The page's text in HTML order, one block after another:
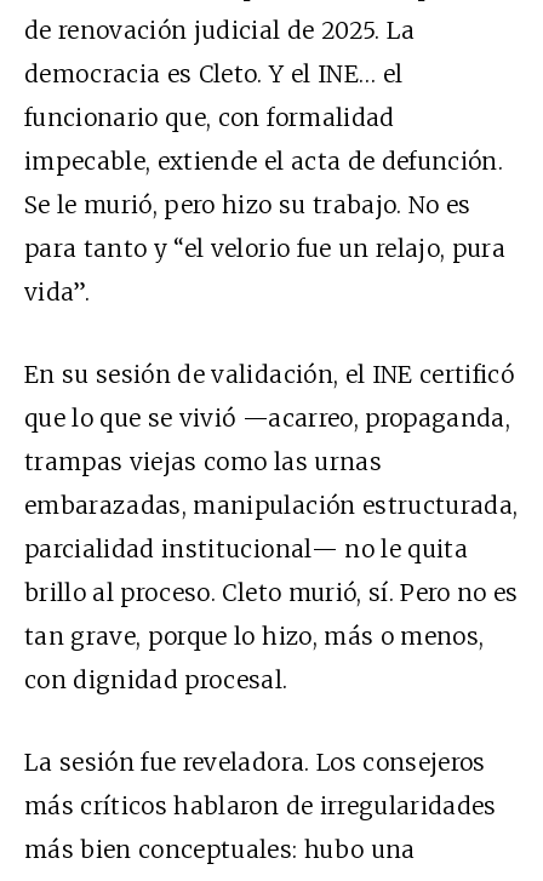
de renovación judicial de 2025. La
democracia es Cleto. Y el INE… el
funcionario que, con formalidad
impecable, extiende el acta de defunción.
Se le murió, pero hizo su trabajo. No es
para tanto y “el velorio fue un relajo, pura
vida”.
En su sesión de validación, el INE certificó
que lo que se vivió —acarreo, propaganda,
trampas viejas como las urnas
embarazadas, manipulación estructurada,
parcialidad institucional— no le quita
brillo al proceso. Cleto murió, sí. Pero no es
tan grave, porque lo hizo, más o menos,
con dignidad procesal.
La sesión fue reveladora. Los consejeros
más críticos hablaron de irregularidades
más bien conceptuales: hubo una